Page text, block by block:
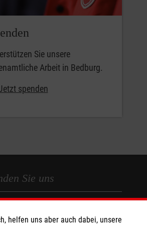
Sie unsere
Arbeit in Bedburg.
spenden
Sie uns
helfen uns aber auch dabei, unsere